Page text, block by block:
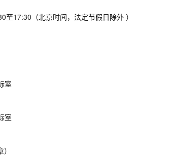
17:30（北京时间，法定节假日除外 ）
室
室